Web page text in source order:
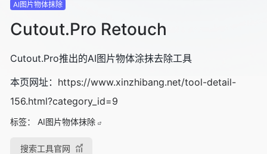
AI图片物体抹除
Cutout.Pro Retouch
Cutout.Pro推出的AI图片物体涂抹去除工具
本页网址： https://www.xinzhibang.net/tool-detail-
156.html?category_id=9
标签： AI图片物体抹除
搜索工具官网